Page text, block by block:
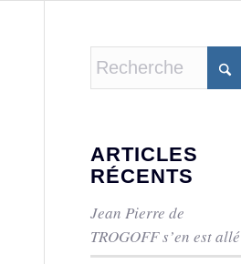
ARTICLES
RÉCENTS
Jean Pierre de
TROGOFF s’en est allé